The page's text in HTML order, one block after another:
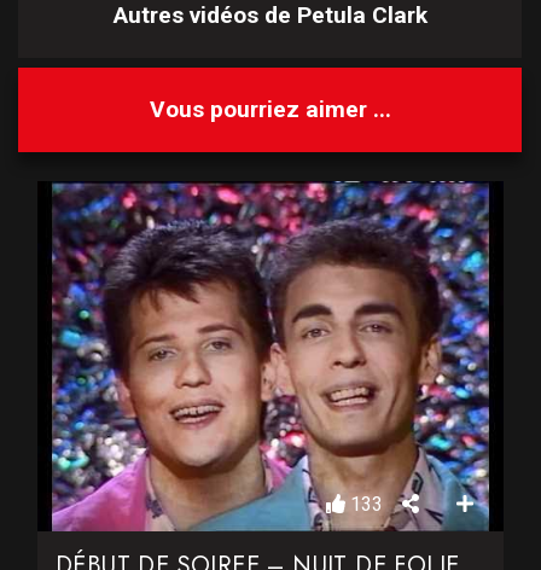
Autres vidéos de Petula Clark
Vous pourriez aimer ...
133